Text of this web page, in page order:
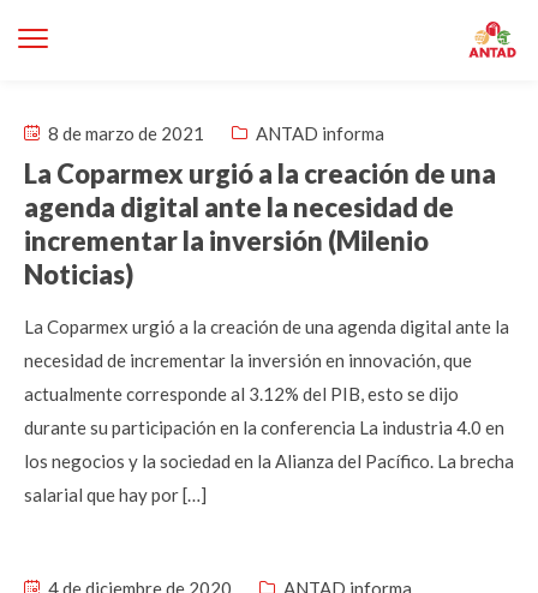
8 de marzo de 2021 ANTAD informa
La Coparmex urgió a la creación de una
agenda digital ante la necesidad de
incrementar la inversión (Milenio
Noticias)
La Coparmex urgió a la creación de una agenda digital ante la
necesidad de incrementar la inversión en innovación, que
actualmente corresponde al 3.12% del PIB, esto se dijo
durante su participación en la conferencia La industria 4.0 en
los negocios y la sociedad en la Alianza del Pacífico. La brecha
salarial que hay por […]
4 de diciembre de 2020 ANTAD informa